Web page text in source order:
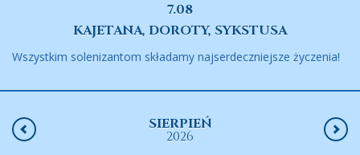
7.08
KAJETANA, DOROTY, SYKSTUSA
Wszystkim solenizantom składamy najserdeczniejsze życzenia!
SIERPIEŃ
2026